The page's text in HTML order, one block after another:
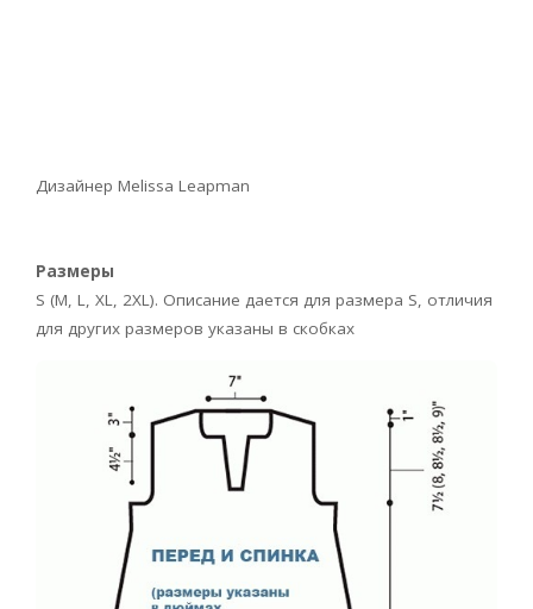
Дизайнер Melissa Leapman
Размеры
S (M, L, XL, 2XL). Описание дается для размера S, отличия
для других размеров указаны в скобках